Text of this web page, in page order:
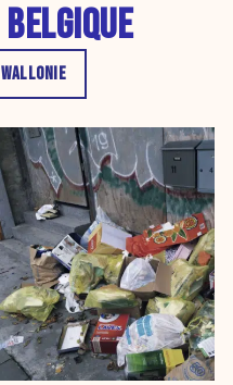
BELGIQUE
WALLONIE